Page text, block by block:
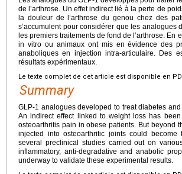
de l’arthrose. Un effet indirect lié à la perte de
la douleur de l’arthrose du genou chez des
s’accumulent pour considérer que les analogues
les premiers traitements de fond de l’arthrose.
in vitro ou animaux ont mis en évidence des
anaboliques en injection intra-articulaire. Des
résultats expérimentaux.
Le texte complet de cet article est disponible en
Summary
GLP-1 analogues developed to treat diabetes
An indirect effect linked to weight loss has
osteoarthritis pain in obese patients. But beyond
injected into osteoarthritic joints could become
several preclinical studies carried out on
inflammatory, anti-degradative and anabolic
underway to validate these experimental results.